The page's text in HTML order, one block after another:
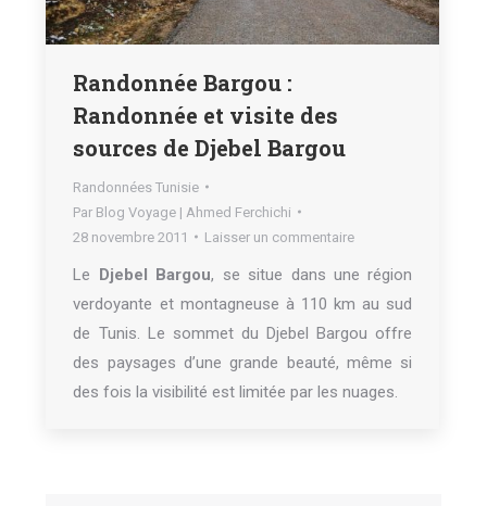
Randonnée Bargou :
Randonnée et visite des
sources de Djebel Bargou
Randonnées Tunisie
Par Blog Voyage | Ahmed Ferchichi
28 novembre 2011
Laisser un commentaire
Le Djebel Bargou, se situe dans une région
verdoyante et montagneuse à 110 km au sud
de Tunis. Le sommet du Djebel Bargou offre
des paysages d’une grande beauté, même si
des fois la visibilité est limitée par les nuages.